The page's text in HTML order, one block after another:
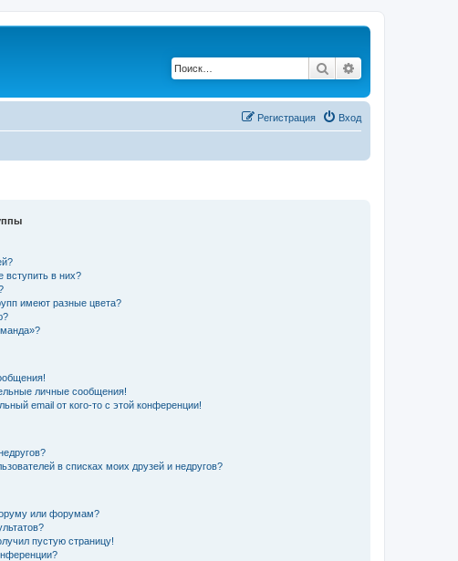
Поиск
Вход
Регистрация
вступить в них?
имеют разные цвета?
личные сообщения!
email от кого-то с этой конференции!
в списках моих друзей и недругов?
или форумам?
пустую страницу!